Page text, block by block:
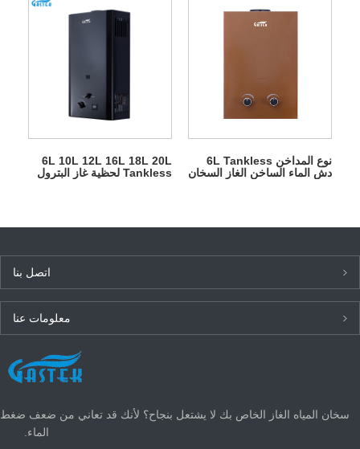
6L 10L 12L 16L 18L 20L
Tankless لحظية غاز البترول
نوع المداخن 6L Tankless
دش الماء الساخن الغاز السخان
اتصل بنا
معلومات عنا
أحدث الأخبار
سخان المياه الغاز الخاص بك لا يشتعل بنجاح؟ لأنك قد تعاني من ضعف ضغط
الماء.